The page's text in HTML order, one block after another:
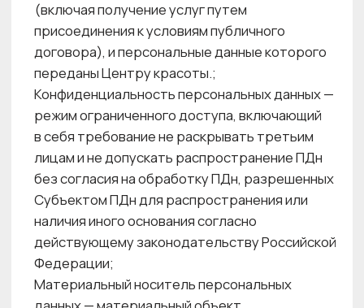
красоты и предназначенное для работы
на мобильном устройстве с целью получения
доступа к Веб- ресурсам Центра красоты;
Обезличивание персональных данных —
действия, в результате которых становится
невозможным без использования
дополнительной информации определить
принадлежность ПДн конкретному Субъекту
ПДн, производимые в соответствии
с Приказом Роскомнадзора от 05.09.2013 №
996 «Об утверждении требований и методов
по обезличиванию персональных данных»;
Обработка персональных данных — любое
действие (операция) или совокупность
действий (операций) Центра красоты,
автоматизации или без использования таких
средств с ПДн, включая сбор, запись,
систематизацию, накопление, хранение,
уточнение (обновление, изменение),